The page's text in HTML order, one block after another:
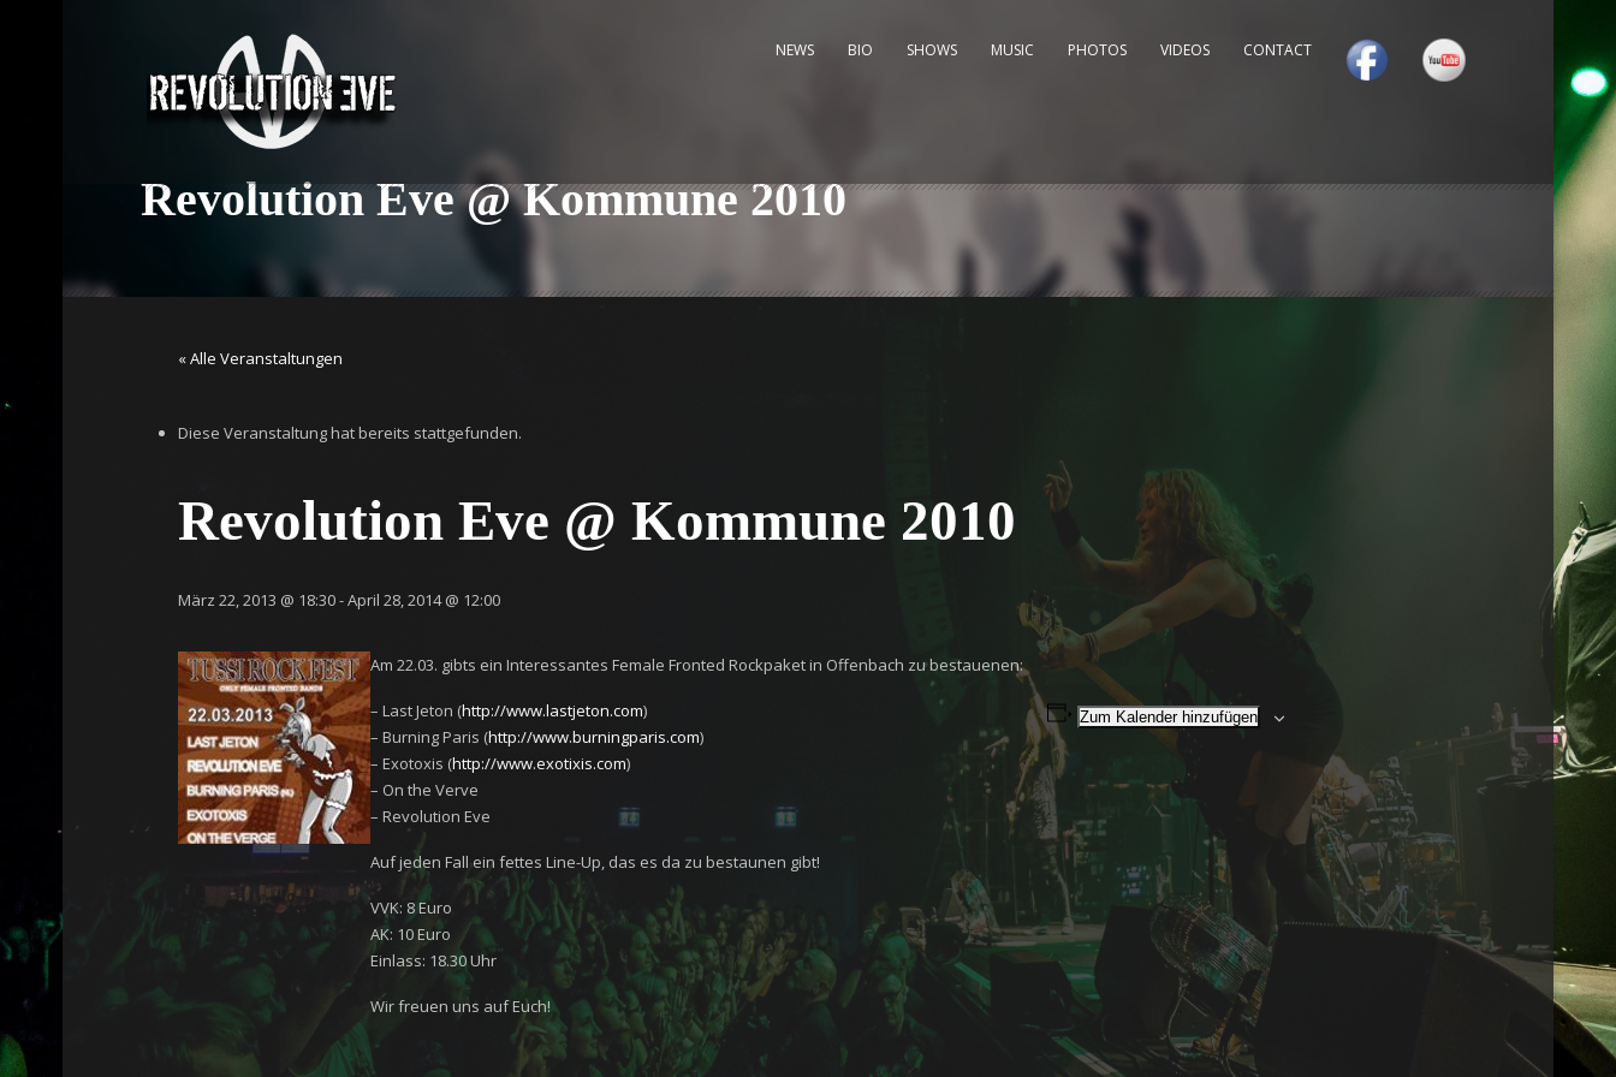
NEWS BIO SHOWS MUSIC PHOTOS VIDEOS CONTACT
Revolution Eve @ Kommune 2010
« Alle Veranstaltungen
Diese Veranstaltung hat bereits stattgefunden.
Revolution Eve @ Kommune 2010
März 22, 2013 @ 18:30-April 28, 2014 @ 12:00
Am 22.03. gibts ein Interessantes Female Fronted Rockpaket in Offenbach zu bestauenen:
– Last Jeton (http://www.lastjeton.com)
– Burning Paris (http://www.burningparis.com)
– Exotoxis (http://www.exotixis.com)
– On the Verve
– Revolution Eve
Auf jeden Fall ein fettes Line-Up, das es da zu bestaunen gibt!
VVK: 8 Euro
AK: 10 Euro
Einlass: 18.30 Uhr
Wir freuen uns auf Euch!
Zum Kalender hinzufügen